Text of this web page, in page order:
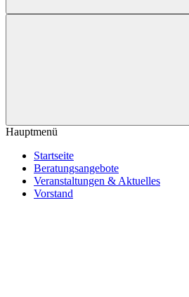
Hauptmenü
Startseite
Beratungsangebote
Veranstaltungen & Aktuelles
Vorstand